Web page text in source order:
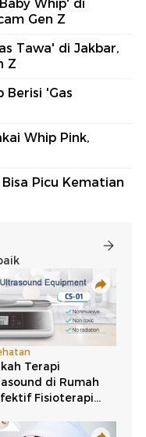
Whip' di
Gen Z
Tawa' di Jakbar,
Z
Berisi 'Gas
Whip Pink,
Picu Kematian